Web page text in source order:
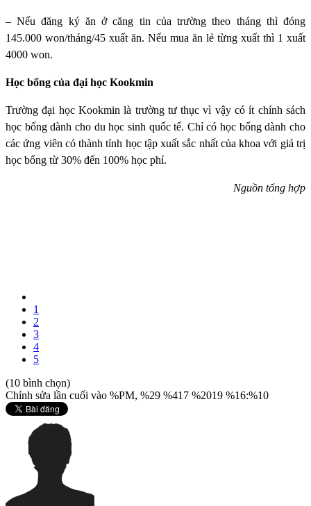
– Nếu đăng ký ăn ở căng tin của trường theo tháng thì đóng
145.000 won/tháng/45 xuất ăn. Nếu mua ăn lẻ từng xuất thì 1 xuất
4000 won.
Học bổng của đại học Kookmin
Trường đại học Kookmin là trường tư thục vì vậy có ít chính sách
học bổng dành cho du học sinh quốc tế. Chỉ có học bổng dành cho
các ứng viên có thành tính học tập xuất sắc nhất của khoa với giá trị
học bổng từ 30% đến 100% học phí.
Nguồn tổng hợp
1
2
3
4
5
(10 bình chọn)
Chỉnh sửa lần cuối vào %PM, %29 %417 %2019 %16:%10